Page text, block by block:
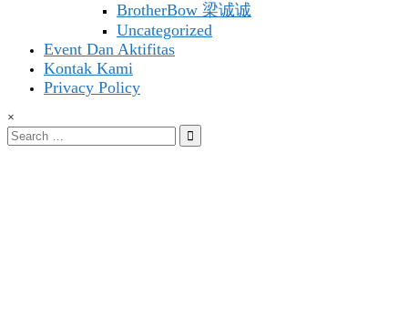
BrotherBow 梁诚诚
Uncategorized
Event Dan Aktifitas
Kontak Kami
Privacy Policy
×
Search
for: